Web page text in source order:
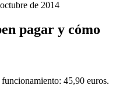
de 2014
pagar y cómo
45,90 euros.